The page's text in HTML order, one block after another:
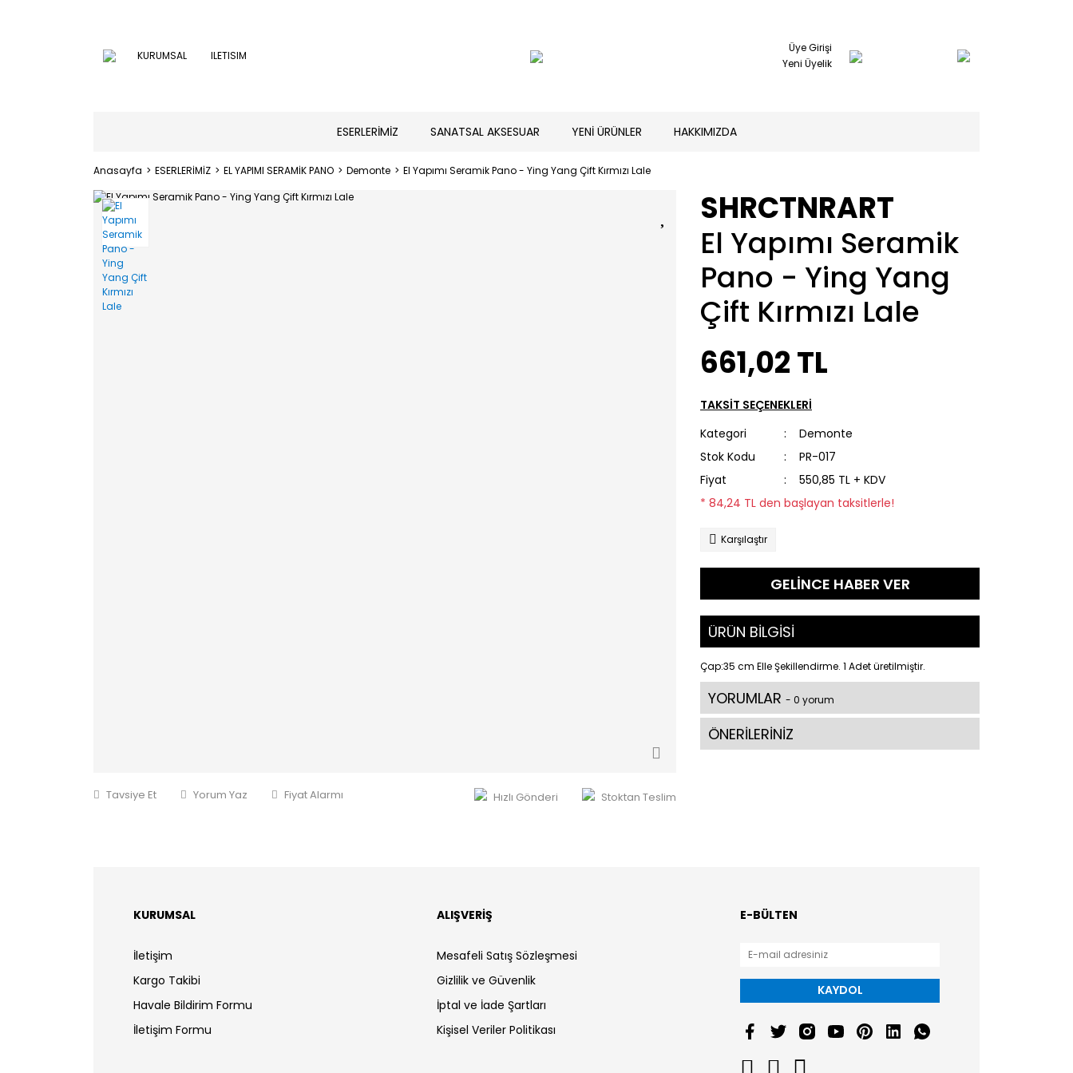
KURUMSAL ILETISIM
Üye Girişi
Yeni Üyelik
ESERLERİMİZ SANATSAL AKSESUAR YENİ ÜRÜNLER HAKKIMIZDA
Anasayfa ESERLERİMİZ EL YAPIMI SERAMİK PANO Demonte El Yapımı Seramik Pano - Ying Yang Çift Kırmızı Lale
Tavsiye Et Yorum Yaz Fiyat Alarmı Hızlı Gönderi Stoktan Teslim
SHRCTNRART
El Yapımı Seramik
Pano - Ying Yang
Çift Kırmızı Lale
661,02 TL
TAKSİT SEÇENEKLERİ
Kategori
Demonte
Stok Kodu
PR-017
Fiyat
550,85 TL + KDV
* 84,24 TL den başlayan taksitlerle!
Karşılaştır
GELİNCE HABER VER
ÜRÜN BİLGİSİ
Çap:35 cm Elle Şekillendirme. 1 Adet üretilmiştir.
YORUMLAR - 0 yorum
ÖNERİLERİNİZ
KURUMSAL
İletişim
Kargo Takibi
Havale Bildirim Formu
İletişim Formu
ALIŞVERİŞ
Mesafeli Satış Sözleşmesi
Gizlilik ve Güvenlik
İptal ve İade Şartları
Kişisel Veriler Politikası
E-BÜLTEN
KAYDOL